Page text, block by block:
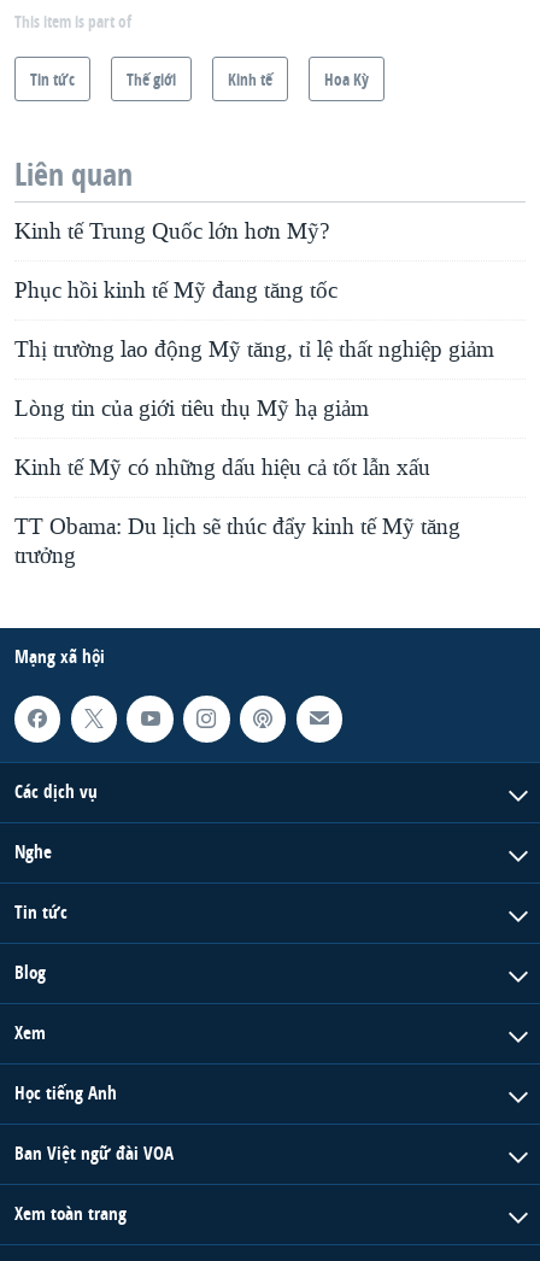
This item is part of
Tin tức Thế giới Kinh tế Hoa Kỳ
Liên quan
Kinh tế Trung Quốc lớn hơn Mỹ?
Phục hồi kinh tế Mỹ đang tăng tốc
Thị trường lao động Mỹ tăng, tỉ lệ thất nghiệp giảm
Lòng tin của giới tiêu thụ Mỹ hạ giảm
Kinh tế Mỹ có những dấu hiệu cả tốt lẫn xấu
TT Obama: Du lịch sẽ thúc đẩy kinh tế Mỹ tăng
trưởng
Mạng xã hội
Các dịch vụ
Nghe
Tin tức
Blog
Xem
Học tiếng Anh
Ban Việt ngữ đài VOA
Xem toàn trang